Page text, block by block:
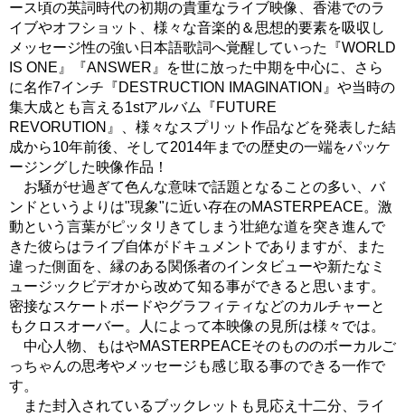
ース頃の英詞時代の初期の貴重なライブ映像、香港でのラ
イブやオフショット、様々な音楽的＆思想的要素を吸収し
メッセージ性の強い日本語歌詞へ覚醒していった『WORLD
IS ONE』『ANSWER』を世に放った中期を中心に、さら
に名作7インチ『DESTRUCTION IMAGINATION』や当時の
集大成とも言える1stアルバム『FUTURE
REVORUTION』、様々なスプリット作品などを発表した結
成から10年前後、そして2014年までの歴史の一端をパッケ
ージングした映像作品！
お騒がせ過ぎて色んな意味で話題となることの多い、バ
ンドというよりは"現象"に近い存在のMASTERPEACE。激
動という言葉がピッタリきてしまう壮絶な道を突き進んで
きた彼らはライブ自体がドキュメントでありますが、また
違った側面を、縁のある関係者のインタビューや新たなミ
ュージックビデオから改めて知る事ができると思います。
密接なスケートボードやグラフィティなどのカルチャーと
もクロスオーバー。人によって本映像の見所は様々では。
中心人物、もはやMASTERPEACEそのもののボーカルご
っちゃんの思考やメッセージも感じ取る事のできる一作で
す。
また封入されているブックレットも見応え十二分、ライ